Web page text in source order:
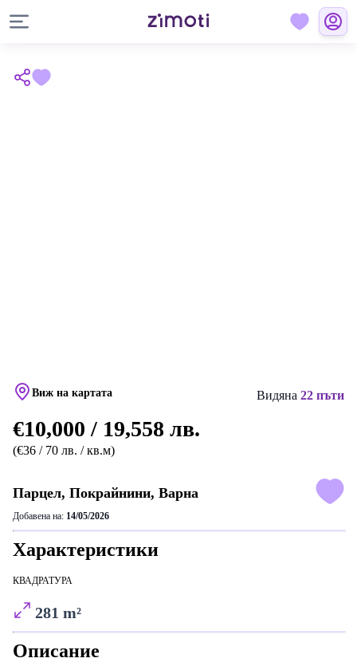
Виж на картата Видяна 22 пъти
€10,000 / 19,558 лв.
(€36 / 70 лв. / кв.м)
Парцел, Покрайнини, Варна
Добавена на: 14/05/2026
Характеристики
КВАДРАТУРА
281 m²
Описание